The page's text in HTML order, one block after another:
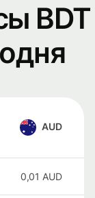
BDT
AUD
0,01 AUD